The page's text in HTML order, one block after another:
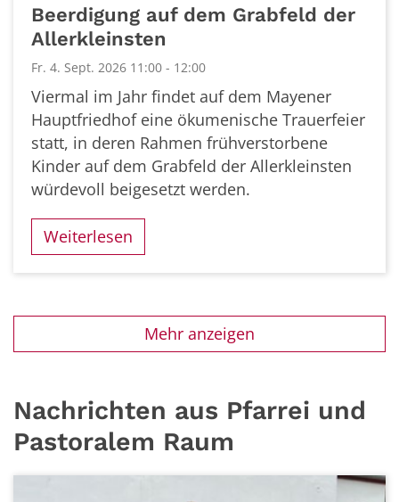
Beerdigung auf dem Grabfeld der
Allerkleinsten
Fr. 4. Sept. 2026 11:00 - 12:00
Viermal im Jahr findet auf dem Mayener
Hauptfriedhof eine ökumenische Trauerfeier
statt, in deren Rahmen frühverstorbene
Kinder auf dem Grabfeld der Allerkleinsten
würdevoll beigesetzt werden.
Weiterlesen
Mehr anzeigen
Nachrichten aus Pfarrei und
Pastoralem Raum